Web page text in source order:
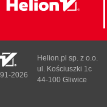
2026
Helion.pl sp. z o.o.
ul. Kościuszki 1c
44-100 Gliwice